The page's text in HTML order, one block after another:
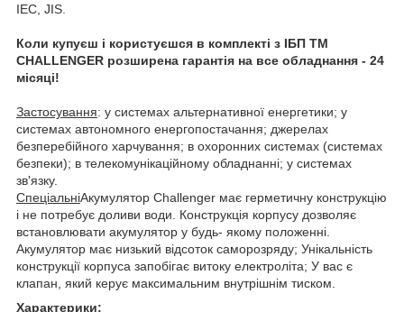
IEC, JIS.
Коли купуєш і користуєшся в комплекті з ІБП ТМ
CHALLENGER розширена гарантія на все обладнання - 24
місяці!
Застосування: у системах альтернативної енергетики; у
системах автономного енергопостачання; джерелах
безперебійного харчування; в охоронних системах (системах
безпеки); в телекомунікаційному обладнанні; у системах
зв'язку.
СпеціальніАкумулятор Challenger має герметичну конструкцію
і не потребує доливи води. Конструкція корпусу дозволяє
встановлювати акумулятор у будь- якому положенні.
Акумулятор має низький відсоток саморозряду; Унікальність
конструкції корпуса запобігає витоку електроліта; У вас є
клапан, який керує максимальним внутрішнім тиском.
Характерики: